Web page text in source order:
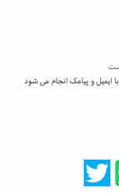
ایمیل و پیامک انجام می شود